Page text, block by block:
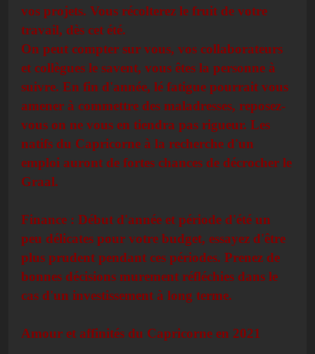
vos projets. Vous récolterez le fruit de votre
travail, dès cet été.
On peut compter sur vous, vos collaborateurs
et collègues le savent, vous êtes la personne à
suivre. En fin d'année, lé fatigue pourrait vous
amener à commettre des maladresses, reposez-
vous on ne vous en tiendra pas rigueur. Les
natifs du Capricorne à la recherche d'un
emploi auront de fortes chances de décrocher le
Graal.
Finance : Début d'année et période d'été un
peu délicates pour votre budget, essayez d'être
plus prudent pendant ces périodes. Prenez de
bonnes décisions murement réfléchies dans le
cas d'un investissement à long terme.
Amour et affinités du Capricorne en 2021